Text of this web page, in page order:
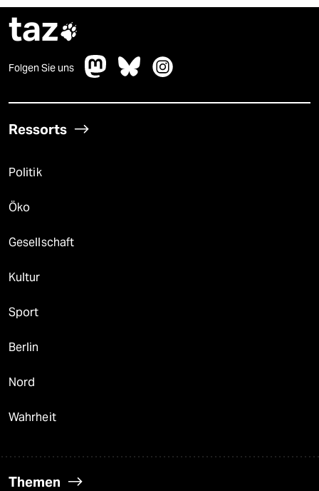
taz
Folgen Sie uns
Ressorts
Politik
Öko
Gesellschaft
Kultur
Sport
Berlin
Nord
Wahrheit
Themen